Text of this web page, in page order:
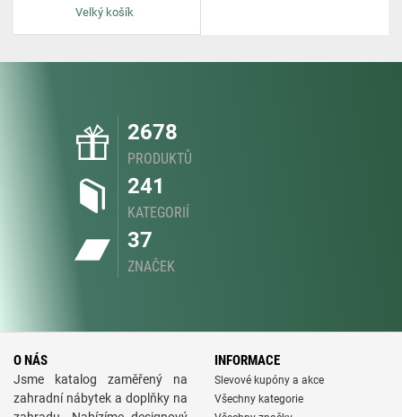
Velký košík
2678
PRODUKTŮ
241
KATEGORIÍ
37
ZNAČEK
O NÁS
Jsme katalog zaměřený na
zahradní nábytek a doplňky na
INFORMACE
Slevové kupóny a akce
Všechny kategorie